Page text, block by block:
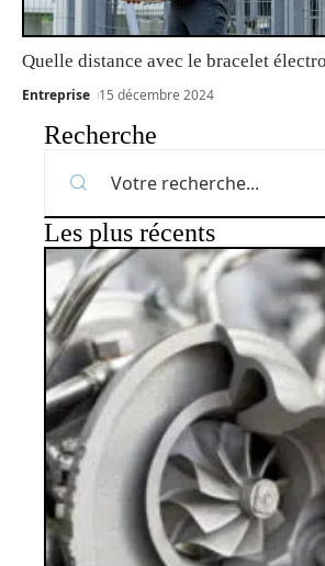
Quelle distance avec le bracelet
Entreprise 15 décembre 2024
Recherche
Les plus récents